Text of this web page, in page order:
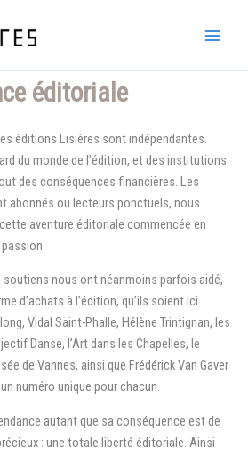
éditoriale
éditions Lisières sont indépendantes.
du monde de l’édition, et des institutions
des conséquences financières. Les
abonnés ou lecteurs ponctuels, nous
aventure éditoriale commencée en
nous ont néanmoins parfois aidé,
d’achats à l’édition, qu’ils soient ici
Vidal Saint-Phalle, Hélène Trintignan, les
Danse, l’Art dans les Chapelles, le
de Vannes, ainsi que Frédérick Van Gaver
numéro unique pour chacun.
autant que sa conséquence est de
: une totale liberté éditoriale. Ainsi